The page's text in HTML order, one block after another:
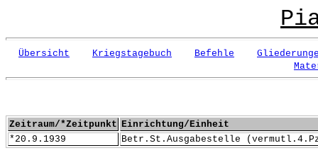
Übersicht Kriegstagebuch Befehle
Zeitraum/*Zeitpunkt Einrichtung/Einheit
*20.9.1939
Betr.St.Ausgabestelle